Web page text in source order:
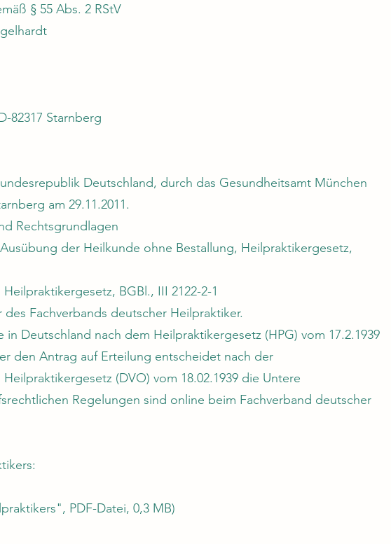
§ 55 Abs. 2 RStV
82317 Starnberg
Deutschland, durch das Gesundheitsamt München
am 29.11.2011.
Rechtsgrundlagen
der Heilkunde ohne Bestallung, Heilpraktikergesetz,
BGBl., III 2122-2-1
Fachverbands deutscher Heilpraktiker.
Deutschland nach dem Heilpraktikergesetz (HPG) vom 17.2.1939
den Antrag auf Erteilung entscheidet nach der
(DVO) vom 18.02.1939 die Untere
Regelungen sind online beim Fachverband deutscher
PDF-Datei, 0,3 MB)